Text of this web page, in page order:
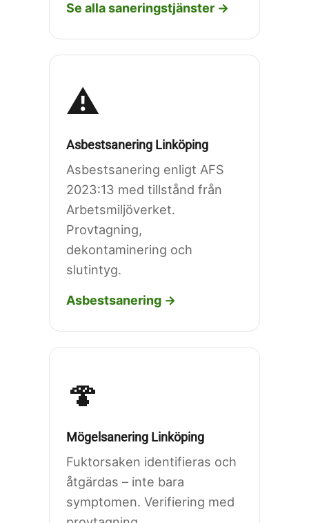
Se alla saneringstjänster →
⚠️
Asbestsanering Linköping
Asbestsanering enligt AFS
2023:13 med tillstånd från
Arbetsmiljöverket.
Provtagning,
dekontaminering och
slutintyg.
Asbestsanering →
🍄
Mögelsanering Linköping
Fuktorsaken identifieras och
åtgärdas – inte bara
symptomen. Verifiering med